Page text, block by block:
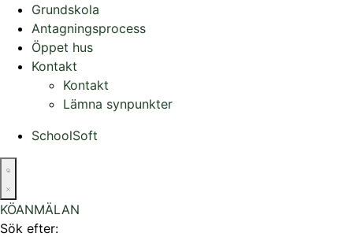
Grundskola
Antagningsprocess
Öppet hus
Kontakt
Kontakt
Lämna synpunkter
SchoolSoft
KÖANMÄLAN
Sök efter: